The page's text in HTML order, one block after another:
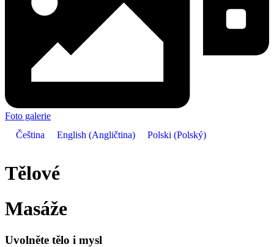
Foto galerie
Čeština
English (Angličtina) Polski (Polský)
Tělové
Masáže
Uvolněte tělo i mysl